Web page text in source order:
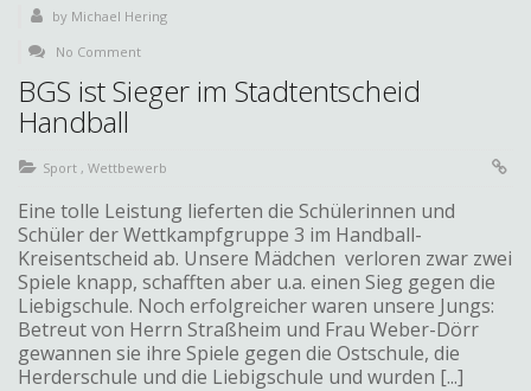
by Michael Hering
No Comment
BGS ist Sieger im Stadtentscheid
Handball
Sport , Wettbewerb
Eine tolle Leistung lieferten die Schülerinnen und
Schüler der Wettkampfgruppe 3 im Handball-
Kreisentscheid ab. Unsere Mädchen verloren zwar zwei
Spiele knapp, schafften aber u.a. einen Sieg gegen die
Liebigschule. Noch erfolgreicher waren unsere Jungs:
Betreut von Herrn Straßheim und Frau Weber-Dörr
gewannen sie ihre Spiele gegen die Ostschule, die
Herderschule und die Liebigschule und wurden [...]